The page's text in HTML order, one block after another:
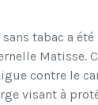
sans tabac a
Matisse.
contre le
visant à